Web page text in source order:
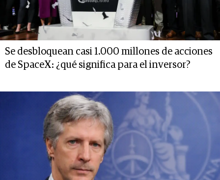
Se desbloquean casi 1.000 millones de acciones
de SpaceX: ¿qué significa para el inversor?